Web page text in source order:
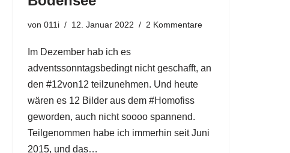
von 011i 12. Januar 2022 2 Kommentare
Im Dezember hab ich es
adventssonntagsbedingt nicht geschafft, an
den #12von12 teilzunehmen. Und heute
wären es 12 Bilder aus dem #Homofiss
geworden, auch nicht soooo spannend.
Teilgenommen habe ich immerhin seit Juni
2015, und das…